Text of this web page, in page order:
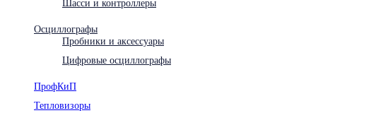
Шасси и контроллеры
Осциллографы
Пробники и аксессуары
Цифровые осциллографы
ПрофКиП
Тепловизоры